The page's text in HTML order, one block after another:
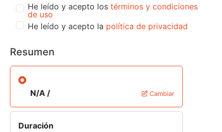
He leído y acepto los términos y condiciones
de uso
He leído y acepto la política de privacidad
Resumen
N/A / Cambiar
Duración